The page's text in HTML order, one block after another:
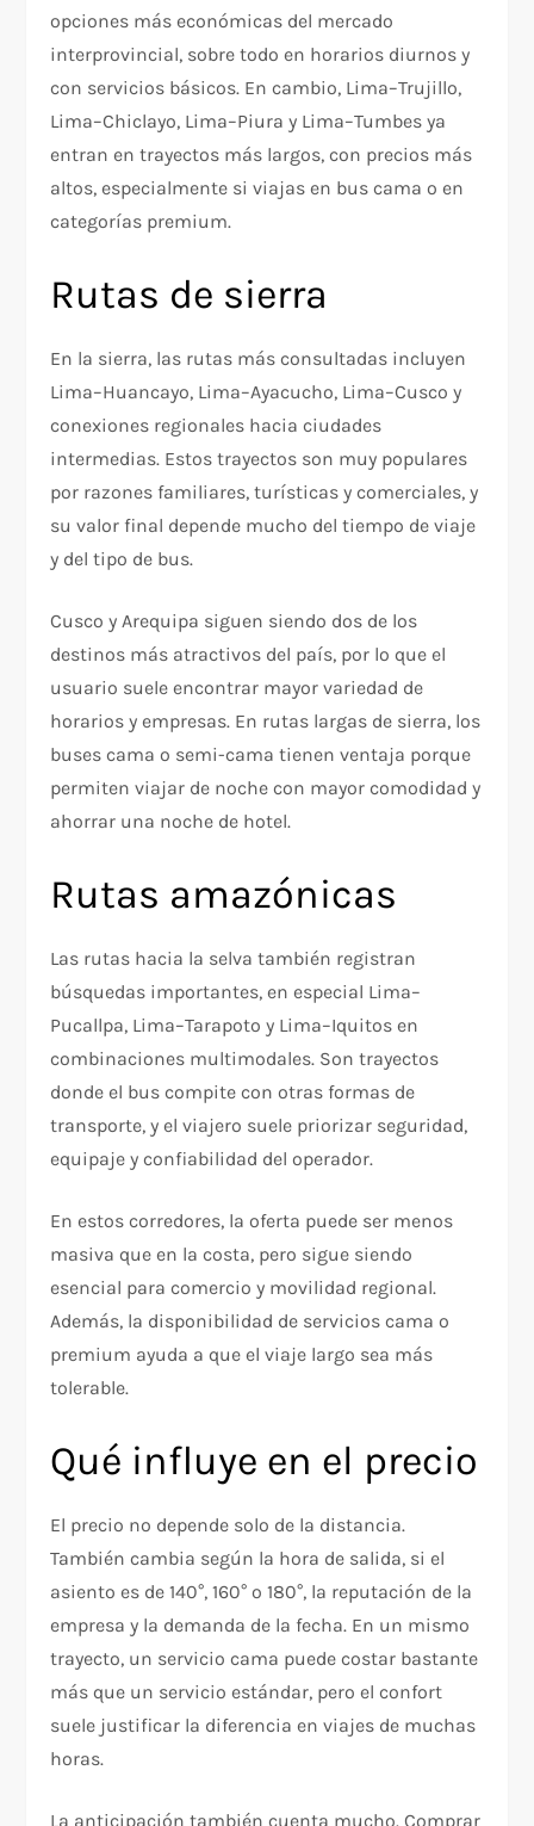
opciones más económicas del mercado
interprovincial, sobre todo en horarios diurnos y
con servicios básicos. En cambio, Lima–Trujillo,
Lima–Chiclayo, Lima–Piura y Lima–Tumbes ya
entran en trayectos más largos, con precios más
altos, especialmente si viajas en bus cama o en
categorías premium.
Rutas de sierra
En la sierra, las rutas más consultadas incluyen
Lima–Huancayo, Lima–Ayacucho, Lima–Cusco y
conexiones regionales hacia ciudades
intermedias. Estos trayectos son muy populares
por razones familiares, turísticas y comerciales, y
su valor final depende mucho del tiempo de viaje
y del tipo de bus.
Cusco y Arequipa siguen siendo dos de los
destinos más atractivos del país, por lo que el
usuario suele encontrar mayor variedad de
horarios y empresas. En rutas largas de sierra, los
buses cama o semi-cama tienen ventaja porque
permiten viajar de noche con mayor comodidad y
ahorrar una noche de hotel.
Rutas amazónicas
Las rutas hacia la selva también registran
búsquedas importantes, en especial Lima–
Pucallpa, Lima–Tarapoto y Lima–Iquitos en
combinaciones multimodales. Son trayectos
donde el bus compite con otras formas de
transporte, y el viajero suele priorizar seguridad,
equipaje y confiabilidad del operador.
En estos corredores, la oferta puede ser menos
masiva que en la costa, pero sigue siendo
esencial para comercio y movilidad regional.
Además, la disponibilidad de servicios cama o
premium ayuda a que el viaje largo sea más
tolerable.
Qué influye en el precio
El precio no depende solo de la distancia.
También cambia según la hora de salida, si el
asiento es de 140°, 160° o 180°, la reputación de la
empresa y la demanda de la fecha. En un mismo
trayecto, un servicio cama puede costar bastante
más que un servicio estándar, pero el confort
suele justificar la diferencia en viajes de muchas
horas.
La anticipación también cuenta mucho. Comprar